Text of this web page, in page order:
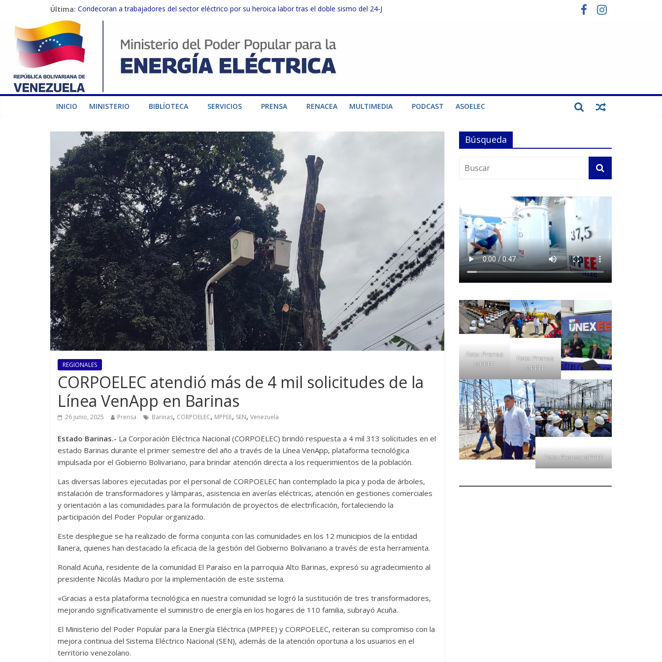
Última: Condecoran a trabajadores del sector eléctrico por su heroica labor tras el doble sismo del 24-J
Gobierno Nacional coordina acciones con el sector privado para fortalecer el SEN ante el «Súper Niño»
Inspeccionan trabajos de rehabilitación en instalaciones del SEN en Carabobo
Gobierno Nacional activa plan preventivo para fortalecer el SEN ante el fenómeno de El Niño
Termocarabobo recupera el 50% de su capacidad de generación para fortalecer el SEN
INICIO MINISTERIO BIBLÍOTECA SERVICIOS PRENSA RENACEA MULTIMEDIA PODCAST ASOELEC
REGIONALES
CORPOELEC atendió más de 4 mil solicitudes de la
Línea VenApp en Barinas
26 junio, 2025 Prensa Barinas, CORPOELEC, MPPEE, SEN, Venezuela
Estado Barinas.- La Corporación Eléctrica Nacional (CORPOELEC) brindó respuesta a 4 mil 313 solicitudes en el
estado Barinas durante el primer semestre del año a través de la Línea VenApp, plataforma tecnológica
impulsada por el Gobierno Bolivariano, para brindar atención directa a los requerimientos de la población.
Las diversas labores ejecutadas por el personal de CORPOELEC han contemplado la pica y poda de árboles,
instalación de transformadores y lámparas, asistencia en averías eléctricas, atención en gestiones comerciales
y orientación a las comunidades para la formulación de proyectos de electrificación, fortaleciendo la
participación del Poder Popular organizado.
Este despliegue se ha realizado de forma conjunta con las comunidades en los 12 municipios de la entidad
llanera, quienes han destacado la eficacia de la gestión del Gobierno Bolivariano a través de esta herramienta.
Ronald Acuña, residente de la comunidad El Paraíso en la parroquia Alto Barinas, expresó su agradecimiento al
presidente Nicolás Maduro por la implementación de este sistema.
«Gracias a esta plataforma tecnológica en nuestra comunidad se logró la sustitución de tres transformadores,
mejorando significativamente el suministro de energía en los hogares de 110 familia, subrayó Acuña.
El Ministerio del Poder Popular para la Energía Eléctrica (MPPEE) y CORPOELEC, reiteran su compromiso con la
mejora continua del Sistema Eléctrico Nacional (SEN), además de la atención oportuna a los usuarios en el
territorio venezolano.
Búsqueda
Foto: Prensa
MPPEE
Foto: Prensa
MPPEE
Foto: Prensa MPPEE